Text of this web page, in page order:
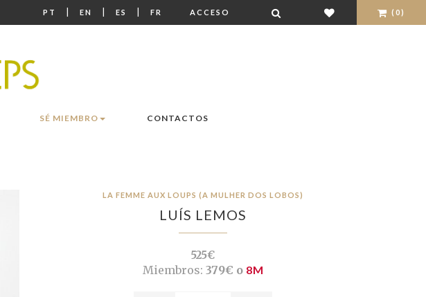
PT | EN | ES | FR ACCESO (0)
SÉ MIEMBRO CONTACTOS
LA FEMME AUX LOUPS (A MULHER DOS LOBOS)
LUÍS LEMOS
525€
Miembros: 379€ o 8M